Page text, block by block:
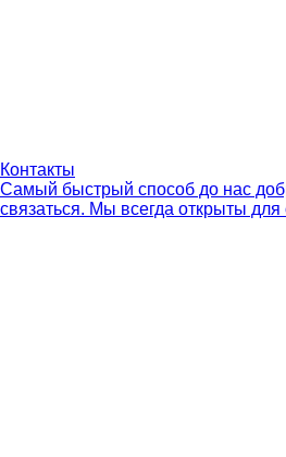
Контакты
Самый быстрый способ до нас
связаться. Мы всегда открыты